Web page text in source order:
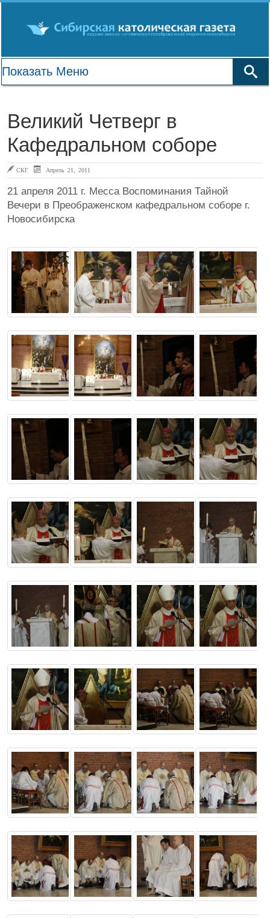
Великий Четверг в
Кафедральном соборе
СКГ Апрель 21, 2011
21 апреля 2011 г. Месса Воспоминания Тайной
Вечери в Преображенском кафедральном соборе г.
Новосибирска